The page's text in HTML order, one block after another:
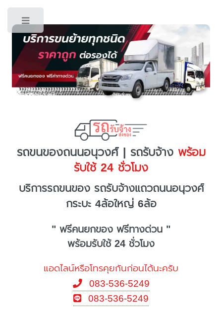
รถขนของถนนอนุวงศ์ | รถรับจ้างพร้อม
รับใช้ 24 ชั่วโมง
บริการรถขนของ รถรับจ้างแถวถนนอนุวงศ์
กระบะ 4ล้อใหญ่ 6ล้อ
" ฟรีคนยกของ ฟรีทางด่วน "
พร้อมรับใช้ 24 ชั่วโมง
แอดไลน์หรือโทรคุยกันก่อนได้นะครับ
083-536-5249
083-536-5249
Toggle